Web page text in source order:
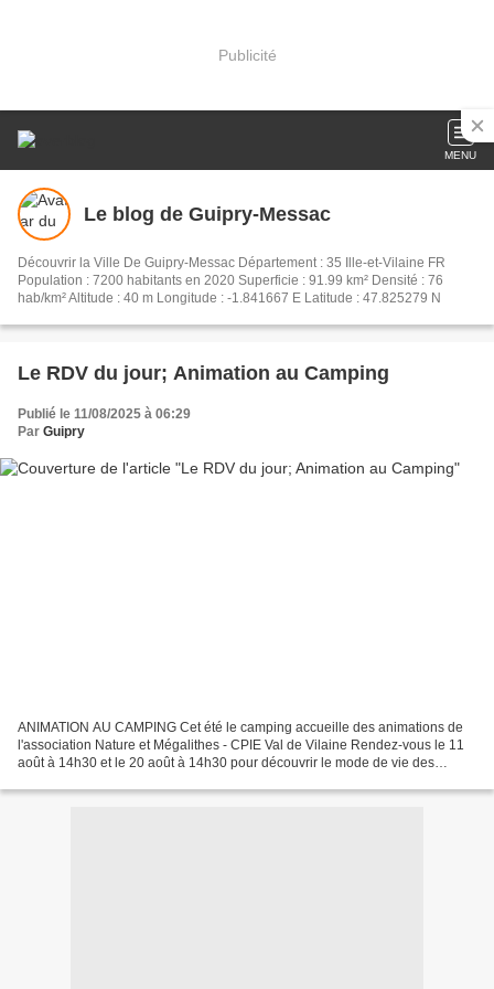
Publicité
MENU
Le blog de Guipry-Messac
Découvrir la Ville De Guipry-Messac Département : 35 Ille-et-Vilaine FR
Population : 7200 habitants en 2020 Superficie : 91.99 km² Densité : 76
hab/km² Altitude : 40 m Longitude : -1.841667 E Latitude : 47.825279 N
Le RDV du jour; Animation au Camping
Publié le 11/08/2025 à 06:29
Par Guipry
ANIMATION AU CAMPING Cet été le camping accueille des animations de
l'association Nature et Mégalithes - CPIE Val de Vilaine Rendez-vous le 11
août à 14h30 et le 20 août à 14h30 pour découvrir le mode de vie des